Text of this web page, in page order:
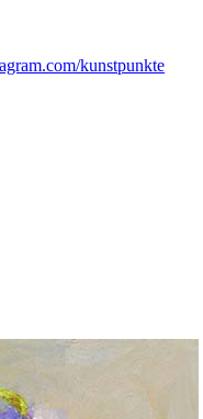
kunstpunkte